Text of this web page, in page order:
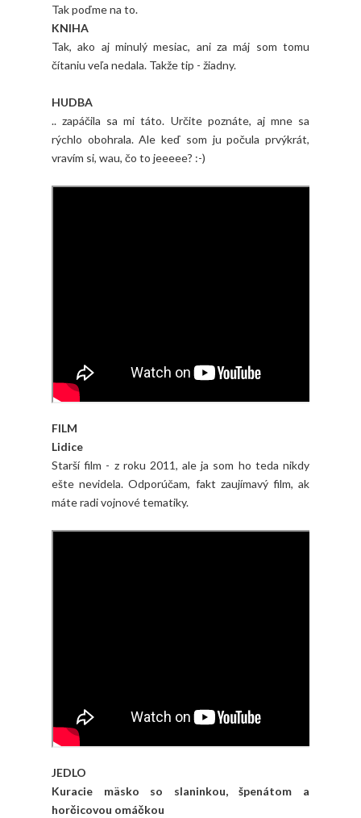
Tak poďme na to.
KNIHA
Tak, ako aj minulý mesiac, ani za máj som tomu
čítaniu veľa nedala. Takže tip - žiadny.
HUDBA
.. zapáčila sa mi táto. Určite poznáte, aj mne sa
rýchlo obohrala. Ale keď som ju počula prvýkrát,
vravím si, wau, čo to jeeeee? :-)
FILM
Lidice
Starší film - z roku 2011, ale ja som ho teda nikdy
ešte nevidela. Odporúčam, fakt zaujímavý film, ak
máte radi vojnové tematiky.
JEDLO
Kuracie mäsko so slaninkou, špenátom a
horčicovou omáčkou